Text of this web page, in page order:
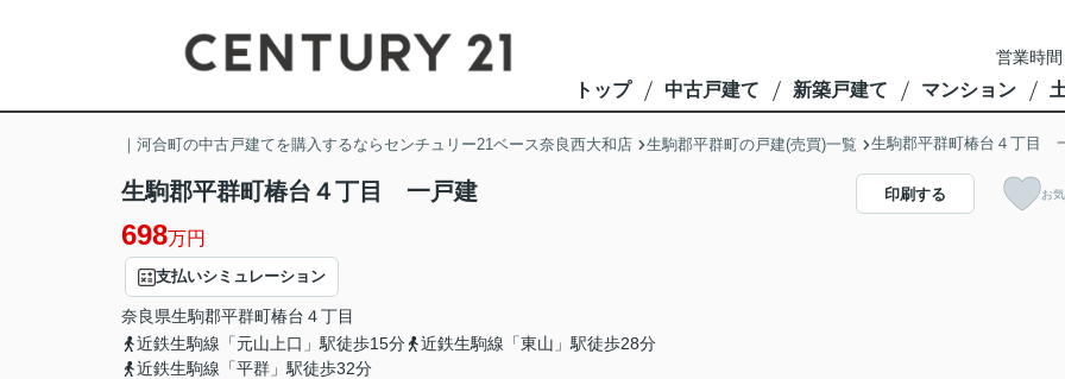
営業時
トップ 中古戸建て 新築戸建て マンション
｜河合町の中古戸建てを購入するならセンチュリー21ベース奈良西大和店 生駒郡平群町の戸建(売買)一覧 生駒郡平群町椿台４丁目
生駒郡平群町椿台４丁目 一戸建
698万円
支払いシミュレーション
奈良県生駒郡平群町椿台 ４丁目
近鉄生駒線「元山上口」駅徒歩15分
近鉄生駒線「東山」駅徒歩28分
近鉄生駒線「平群」駅徒歩32分
印刷する お